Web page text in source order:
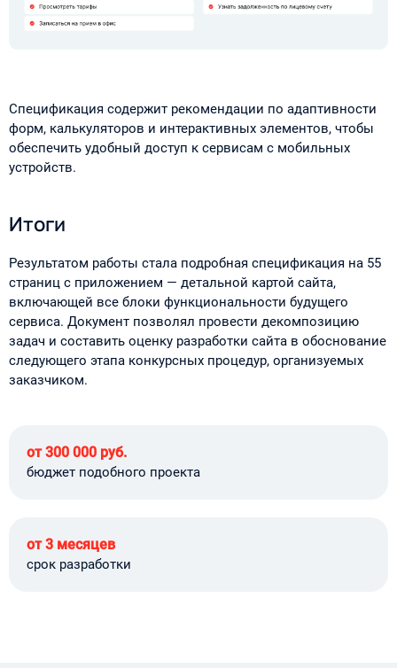
Спецификация содержит рекомендации по адаптивности
форм, калькуляторов и интерактивных элементов, чтобы
обеспечить удобный доступ к сервисам с мобильных
устройств.
Итоги
Результатом работы стала подробная спецификация на 55
страниц с приложением — детальной картой сайта,
включающей все блоки функциональности будущего
сервиса. Документ позволял провести декомпозицию
задач и составить оценку разработки сайта в обоснование
следующего этапа конкурсных процедур, организуемых
заказчиком.
от 300 000 руб.
бюджет подобного проекта
от 3 месяцев
срок разработки